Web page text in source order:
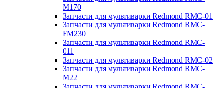
M170
Запчасти для мультиварки Redmond RMC-01
Запчасти для мультиварки Redmond RMC-
FM230
Запчасти для мультиварки Redmond RMC-
011
Запчасти для мультиварки Redmond RMC-02
Запчасти для мультиварки Redmond RMC-
M22
Запчасти для мультиварки Redmond RMC-